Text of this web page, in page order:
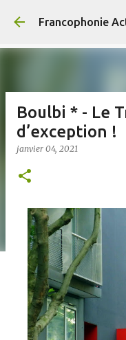
Francophonie
Boulbi * - Le
d’exception !
janvier 04, 2021